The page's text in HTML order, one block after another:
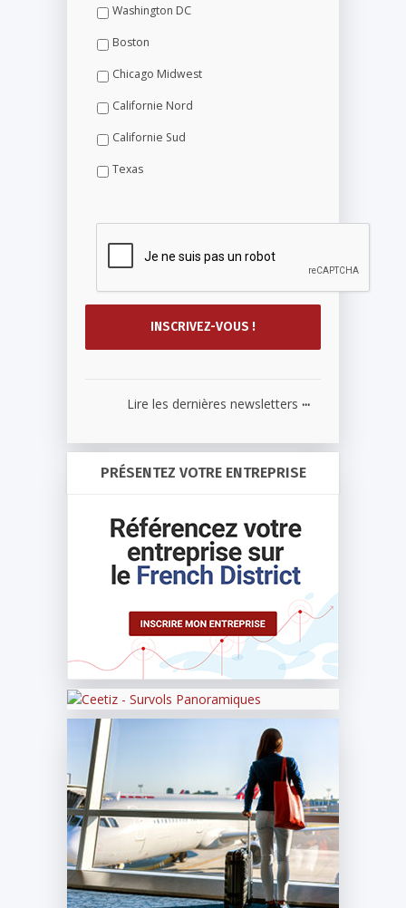
Washington DC
Boston
Chicago Midwest
Californie Nord
Californie Sud
Texas
Lire les dernières newsletters ...
PRÉSENTEZ VOTRE ENTREPRISE